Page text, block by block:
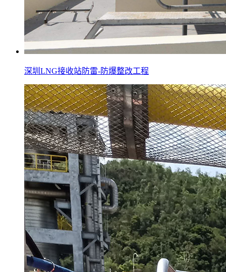
深圳LNG接收站防雷-防爆整改工程